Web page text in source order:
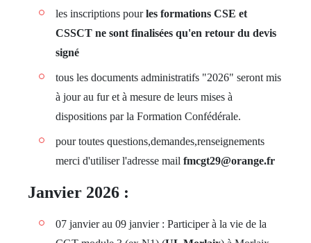
les inscriptions pourles formations CSE et
CSSCT ne sont finalisées qu'en retour du devis
signé
tous les documents administratifs "2026" seront mis
à jour au fur et à mesure de leurs mises à
dispositions par la Formation Confédérale.
pour toutes questions,demandes,renseignements
merci d'utiliser l'adresse mail fmcgt29@orange.fr
Janvier 2026 :
07 janvier au 09 janvier : Participer à la vie de la